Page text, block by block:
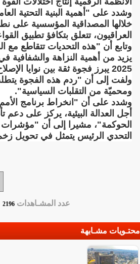
وشدد على "أهمية البنية التحتية
خلالها المصداقية المؤسسية
العراقيون، تتعلق بتكافؤ تطبيق
وتابع أن "هذه التحديات تتقاطع مع
يزيد من أهمية النزاهة
2025 يبرز فجوة ثقة بين نوايا الإصلاح وتجربة المواطنين اليومية".
ولفت إلى أن "ردم هذه الفجوة
ومحميّة من التقلبات السياسية".
وشدد على أن "انخراط برنامج
أجل العدالة البيئية، يركز على
الحوكمة"، مشيرا إلى أن
التحدي الرئيس يتمثل في تحويل
عدد المشـاهدات2196
محتـويات مشـابهة